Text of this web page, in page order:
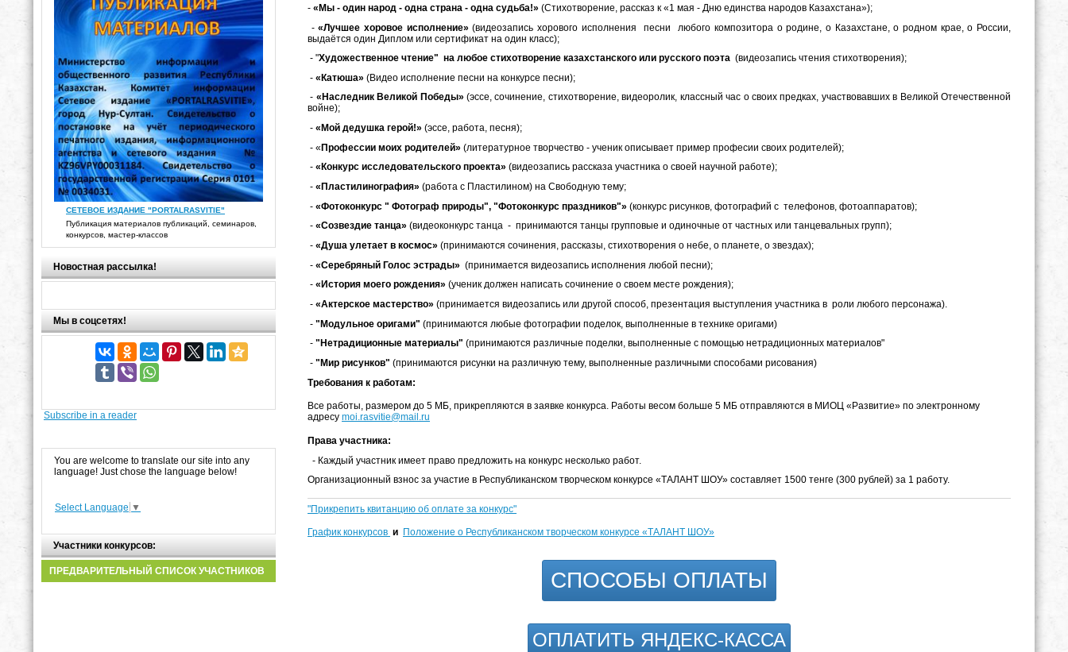
СЕТЕВОЕ ИЗДАНИЕ "PORTALRASVITIE"
Публикация материалов публикаций, семинаров,
конкурсов, мастер-классов
Новостная рассылка!
Мы в соцсетях!
Subscribe in a reader
You are welcome to translate our site into any
language! Just chose the language below!
Select Language ▼
Участники конкурсов:
ПРЕДВАРИТЕЛЬНЫЙ СПИСОК УЧАСТНИКОВ
- «Мы - один народ - одна страна - одна судьба!» (Стихотворение, рассказ к «1 мая - Дню единства народов Казахстана»);
-«Лучшее хоровое исполнение» (видеозапись хорового исполнения песни любого композитора о родине, о Казахстане, о родном крае, о России,
выдаётся один Диплом или сертификат на один класс);
- "Художественное чтение" на любое стихотворение казахстанского или русского поэта (видеозапись чтения стихотворения);
- «Катюша» (Видео исполнение песни на конкурсе песни);
- «Наследник Великой Победы» (эссе, сочинение, стихотворение, видеоролик, классный час о своих предках, участвовавших в Великой Отечественной
войне);
- «Мой дедушка герой!» (эссе, работа, песня);
- «Профессии моих родителей» (литературное творчество - ученик описывает пример професии своих родителей);
- «Конкурс исследовательского проекта» (видеозапись рассказа участника о своей научной работе);
- «Пластилинография» (работа с Пластилином) на Свободную тему;
- «Фотоконкурс " Фотограф природы", "Фотоконкурс праздников"» (конкурс рисунков, фотографий с телефонов, фотоаппаратов);
- «Созвездие танца» (видеоконкурс танца - принимаются танцы групповые и одиночные от частных или танцевальных групп);
- «Душа улетает в космос» (принимаются сочинения, рассказы, стихотворения о небе, о планете, о звездах);
- «Серебряный Голос эстрады» (принимается видеозапись исполнения любой песни);
- «История моего рождения» (ученик должен написать сочинение о своем месте рождения);
- «Актерское мастерство» (принимается видеозапись или другой способ, презентация выступления участника в роли любого персонажа).
- "Модульное оригами" (принимаются любые фотографии поделок, выполненные в технике оригами)
- "Нетрадиционные материалы" (принимаются различные поделки, выполненные с помощью нетрадиционных материалов"
- "Мир рисунков" (принимаются рисунки на различную тему, выполненные различными способами рисования)
Требования к работам:
Все работы, размером до 5 МБ, прикрепляются в заявке конкурса. Работы весом больше 5 МБ отправляются в МИОЦ «Развитие» по электронному
адресу moi.rasvitie@mail.ru
Права участника:
- Каждый участник имеет право предложить на конкурс несколько работ.
Организационный взнос за участие в Республиканском творческом конкурсе «ТАЛАНТ ШОУ» составляет 1500 тенге (300 рублей) за 1 работу.
"Прикрепить квитанцию об оплате за конкурс"
График конкурсов и Положение о Республиканском творческом конкурсе «ТАЛАНТ ШОУ»
СПОСОБЫ ОПЛАТЫ
ОПЛАТИТЬ ЯНДЕКС-КАССА